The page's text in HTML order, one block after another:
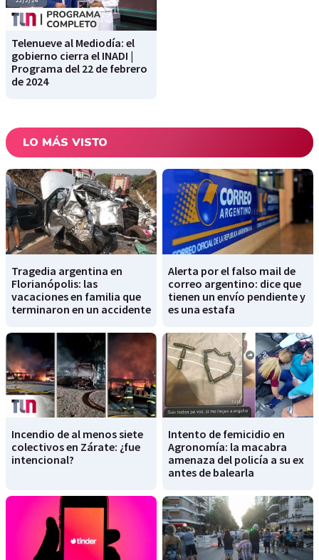
Telenueve al Mediodía: el
gobierno cierra el INADI |
Programa del 22 de febrero
de 2024
LO MÁS VISTO
Tragedia argentina en
Florianópolis: las
vacaciones en familia que
terminaron en un accidente
Alerta por el falso mail de
correo argentino: dice que
tienen un envío pendiente y
es una estafa
Incendio de al menos siete
colectivos en Zárate: ¿fue
intencional?
Intento de femicidio en
Agronomía: la macabra
amenaza del policía a su ex
antes de balearla